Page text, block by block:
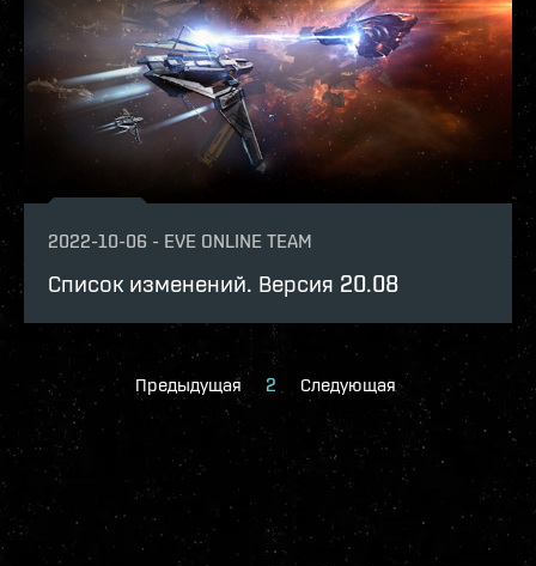
2022-10-06 - EVE ONLINE TEAM
Список изменений. Версия 20.08
Предыдущая 2 Следующая